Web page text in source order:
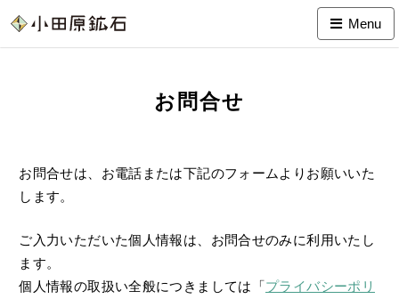
Menu
お問合せ
お問合せは、お電話または下記のフォームよりお願いいた
します。
ご入力いただいた個人情報は、お問合せのみに利用いたし
ます。
個人情報の取扱い全般につきましては「プライバシーポリ